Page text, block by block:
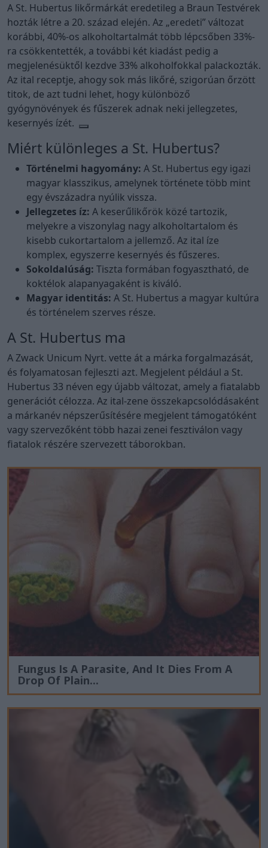
A St. Hubertus likőrmárkát eredetileg a Braun Testvérek
hozták létre a 20. század elején. Az „eredeti” változat
korábbi, 40%-os alkoholtartalmát több lépcsőben 33%-
ra csökkentették, a további két kiadást pedig a
megjelenésüktől kezdve 33% alkoholfokkal palackozták.
Az ital receptje, ahogy sok más likőré, szigorúan őrzött
titok, de azt tudni lehet, hogy különböző
gyógynövények és fűszerek adnak neki jellegzetes,
kesernyés ízét.
Miért különleges a St. Hubertus?
Történelmi hagyomány: A St. Hubertus egy igazi
magyar klasszikus, amelynek története több mint
egy évszázadra nyúlik vissza.
Jellegzetes íz: A keserűlikőrök közé tartozik,
melyekre a viszonylag nagy alkoholtartalom és
kisebb cukortartalom a jellemző. Az ital íze
komplex, egyszerre kesernyés és fűszeres.
Sokoldalúság: Tiszta formában fogyasztható, de
koktélok alapanyagaként is kiváló.
Magyar identitás: A St. Hubertus a magyar kultúra
és történelem szerves része.
A St. Hubertus ma
A Zwack Unicum Nyrt. vette át a márka forgalmazását,
és folyamatosan fejleszti azt. Megjelent például a St.
Hubertus 33 néven egy újabb változat, amely a fiatalabb
generációt célozza. Az ital-zene összekapcsolódásaként
a márkanév népszerűsítésére megjelent támogatóként
vagy szervezőként több hazai zenei fesztiválon vagy
fiatalok részére szervezett táborokban.
Fungus Is A Parasite, And It Dies From A
Drop Of Plain...